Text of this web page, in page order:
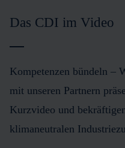
Das CDI im Video
Kompetenzen bündeln –
mit unseren Partnern
Kurzvideo und
klimaneutralen